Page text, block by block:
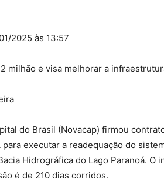
2025 às 13:57
milhão e visa melhorar a
do Brasil (Novacap) firmou
executar a readequação do
Hidrográfica do Lago Paranoá. O
é de 210 dias corridos.